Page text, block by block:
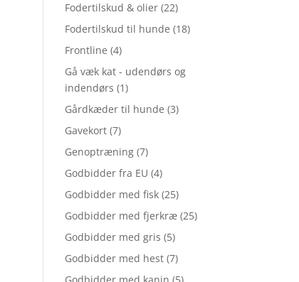
Fodertilskud & olier (22)
Fodertilskud til hunde (18)
Frontline (4)
Gå væk kat - udendørs og
indendørs (1)
Gårdkæder til hunde (3)
Gavekort (7)
Genoptræning (7)
Godbidder fra EU (4)
Godbidder med fisk (25)
Godbidder med fjerkræ (25)
Godbidder med gris (5)
Godbidder med hest (7)